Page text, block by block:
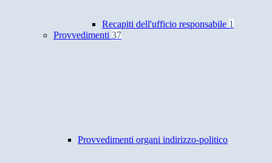
Recapiti dell'ufficio responsabile 1
Provvedimenti 37
Provvedimenti organi indirizzo-politico